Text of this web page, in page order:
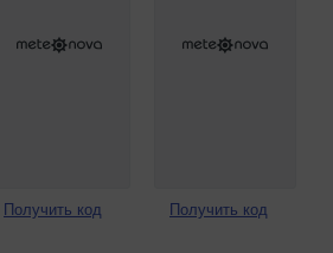
Получить код Получить код